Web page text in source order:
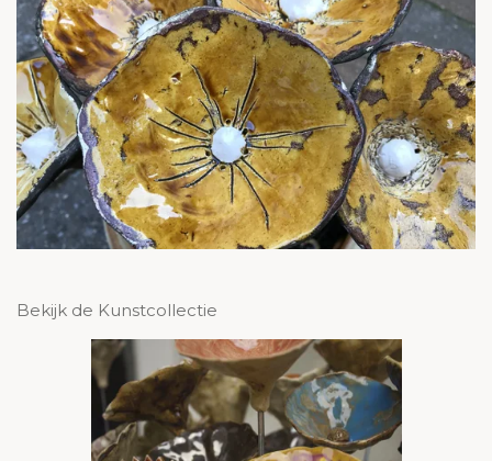
Bekijk de Kunstcollectie